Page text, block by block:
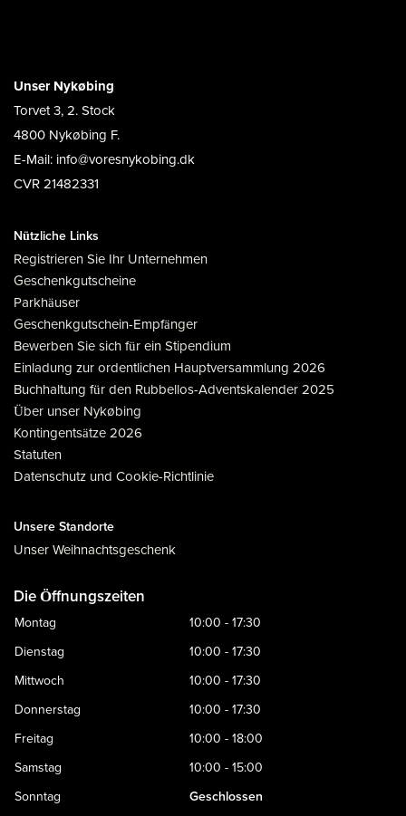
Unser Nykøbing
Torvet 3, 2. Stock
4800 Nykøbing F.
E-Mail: info@voresnykobing.dk
CVR 21482331
Nützliche Links
Registrieren Sie Ihr Unternehmen
Geschenkgutscheine
Parkhäuser
Geschenkgutschein-Empfänger
Bewerben Sie sich für ein Stipendium
Einladung zur ordentlichen Hauptversammlung 2026
Buchhaltung für den Rubbellos-Adventskalender 2025
Über unser Nykøbing
Kontingentsätze 2026
Statuten
Datenschutz und Cookie-Richtlinie
Unsere Standorte
Unser Weihnachtsgeschenk
Die Öffnungszeiten
Montag
10:00 - 17:30
Dienstag
10:00 - 17:30
Mittwoch
10:00 - 17:30
Donnerstag
10:00 - 17:30
Freitag
10:00 - 18:00
Samstag
10:00 - 15:00
Sonntag
Geschlossen